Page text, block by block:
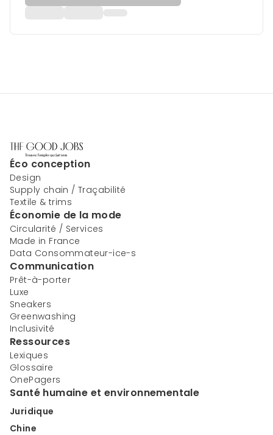
Éco conception
Design
Supply chain / Traçabilité
Textile & trims
Économie de la mode
Circularité / Services
Made in France
Data Consommateur-ice-s
Communication
Prêt-à-porter
Luxe
Sneakers
Greenwashing
Inclusivité
Ressources
Lexiques
Glossaire
OnePagers
Santé humaine et environnementale
Juridique
Chine